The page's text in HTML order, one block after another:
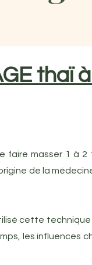
thaï
masser 1 à 2
de la
cette
les influences